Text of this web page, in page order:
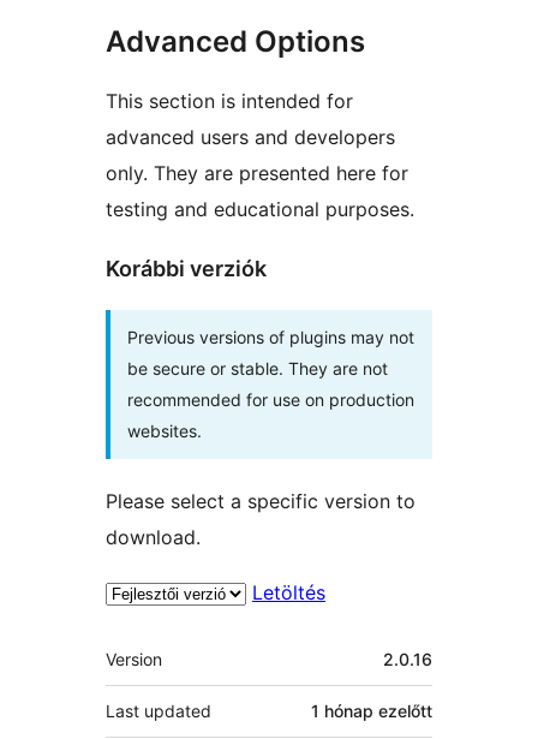
Advanced Options
This section is intended for
advanced users and developers
only. They are presented here for
testing and educational purposes.
Korábbi verziók
Previous versions of plugins may not
be secure or stable. They are not
recommended for use on production
websites.
Please select a specific version to
download.
Letöltés
Meta
Version 2.0.16
Last updated 1 hónap ezelőtt